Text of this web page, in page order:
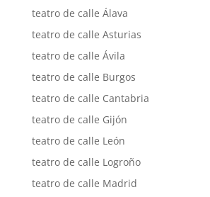
teatro de calle Álava
teatro de calle Asturias
teatro de calle Ávila
teatro de calle Burgos
teatro de calle Cantabria
teatro de calle Gijón
teatro de calle León
teatro de calle Logroño
teatro de calle Madrid